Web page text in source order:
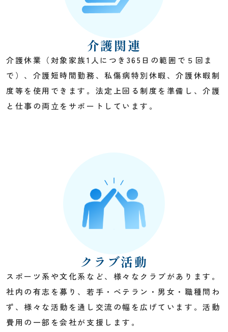
介護関連
介護休業（対象家族1人につき365日の範囲で５回ま
で）、介護短時間勤務、私傷病特別休暇、介護休暇制
度等を使用できます。法定上回る制度を準備し、介護
と仕事の両立をサポートしています。
クラブ活動
スポーツ系や文化系など、様々なクラブがあります。
社内の有志を募り、若手・ベテラン・男女・職種問わ
ず、様々な活動を通し交流の幅を広げています。活動
費用の一部を会社が支援します。